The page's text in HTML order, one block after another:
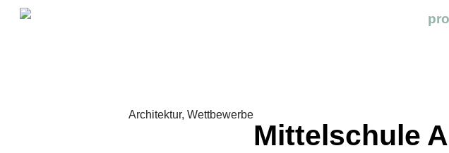
Architektur, Wettbewerbe
Mittelschule